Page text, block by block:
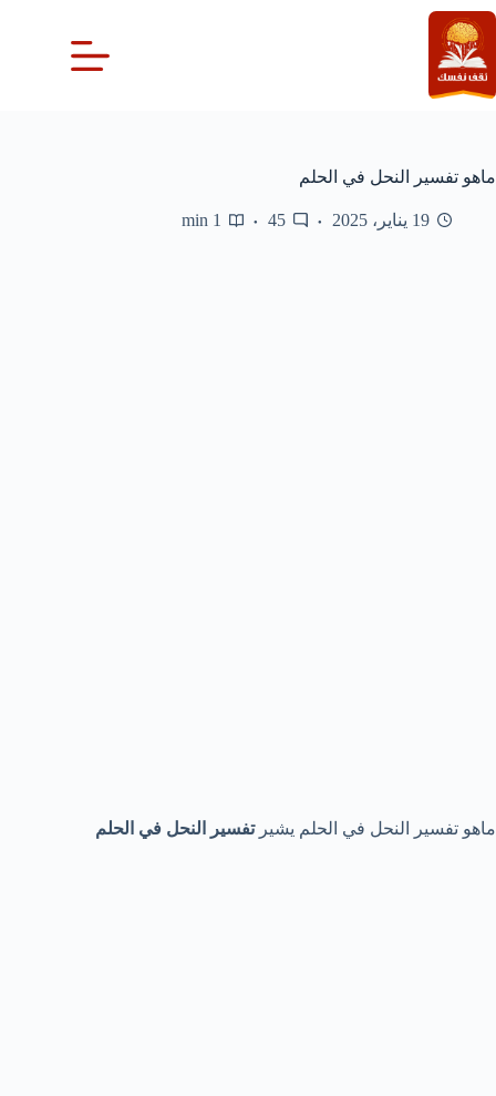
التجاوز
إلى
المحتوى
ماهو تفسير النحل في الحلم
19 يناير، 2025 45
1 min
ماهو تفسير النحل في الحلم يشيرتفسير النحل في الحلم